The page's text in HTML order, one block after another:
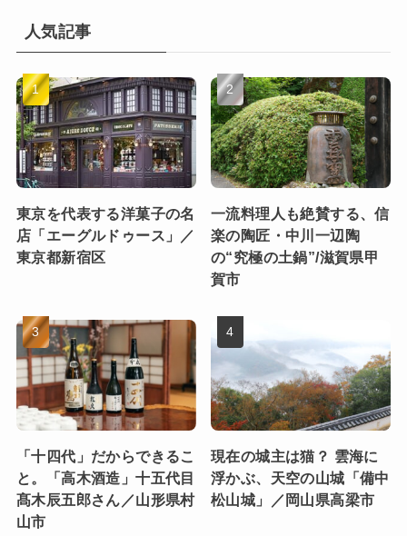
人気記事
東京を代表する洋菓子の名
店「エーグルドゥース」／
東京都新宿区
一流料理人も絶賛する、信
楽の陶匠・中川一辺陶
の“究極の土鍋”/滋賀県甲
賀市
「十四代」だからできるこ
と。「高木酒造」十五代目
髙木辰五郎さん／山形県村
山市
現在の城主は猫？ 雲海に
浮かぶ、天空の山城「備中
松山城」／岡山県高梁市